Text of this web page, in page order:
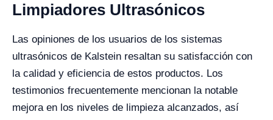
Limpiadores Ultrasónicos
Las opiniones de los usuarios de los sistemas
ultrasónicos de Kalstein resaltan su satisfacción con
la calidad y eficiencia de estos productos. Los
testimonios frecuentemente mencionan la notable
mejora en los niveles de limpieza alcanzados, así